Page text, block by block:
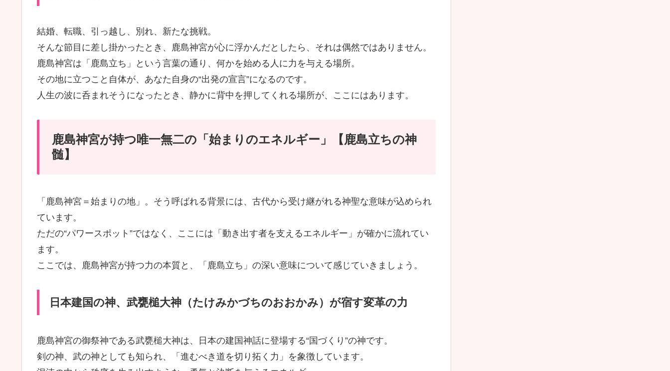
結婚、転職、引っ越し、別れ、新たな挑戦。
そんな節目に差し掛かったとき、鹿島神宮が心に浮かんだとしたら、それは偶然ではありません。
鹿島神宮は「鹿島立ち」という言葉の通り、何かを始める人に力を与える場所。
その地に立つこと自体が、あなた自身の“出発の宣言”になるのです。
人生の波に呑まれそうになったとき、静かに背中を押してくれる場所が、ここにはあります。
鹿島神宮が持つ唯一無二の「始まりのエネルギー」【鹿島立ちの神
髄】
「鹿島神宮＝始まりの地」。そう呼ばれる背景には、古代から受け継がれる神聖な意味が込められ
ています。
ただの“パワースポット”ではなく、ここには「動き出す者を支えるエネルギー」が確かに流れてい
ます。
ここでは、鹿島神宮が持つ力の本質と、「鹿島立ち」の深い意味について感じていきましょう。
日本建国の神、武甕槌大神（たけみかづちのおおかみ）が宿す変革の力
鹿島神宮の御祭神である武甕槌大神は、日本の建国神話に登場する“国づくり”の神です。
剣の神、武の神としても知られ、「進むべき道を切り拓く力」を象徴しています。